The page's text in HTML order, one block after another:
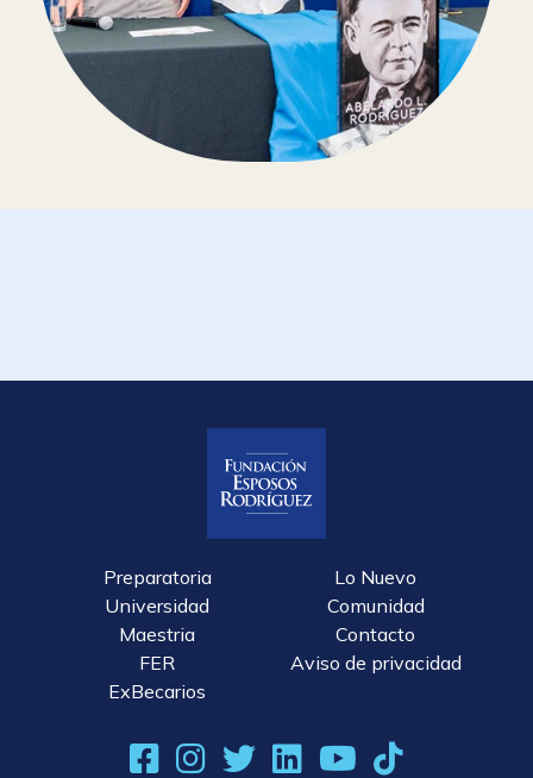
Preparatoria
Universidad
Maestria
FER
ExBecarios
Lo Nuevo
Comunidad
Contacto
Aviso de privacidad